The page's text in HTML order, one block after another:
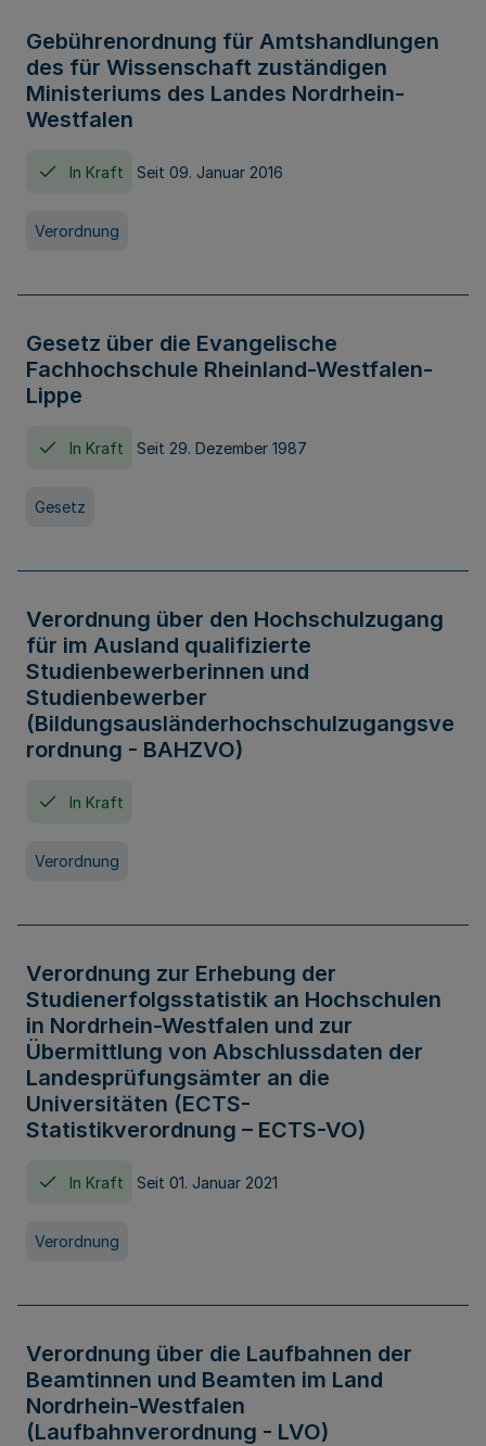
Gebührenordnung für Amtshandlungen
des für Wissenschaft zuständigen
Ministeriums des Landes Nordrhein-
Westfalen
In Kraft Seit 09. Januar 2016
Verordnung
Gesetz über die Evangelische
Fachhochschule Rheinland-Westfalen-
Lippe
In Kraft Seit 29. Dezember 1987
Gesetz
Verordnung über den Hochschulzugang
für im Ausland qualifizierte
Studienbewerberinnen und
Studienbewerber
(Bildungsausländerhochschulzugangsve
rordnung - BAHZVO)
In Kraft
Verordnung
Verordnung zur Erhebung der
Studienerfolgsstatistik an Hochschulen
in Nordrhein-Westfalen und zur
Übermittlung von Abschlussdaten der
Landesprüfungsämter an die
Universitäten (ECTS-
Statistikverordnung – ECTS-VO)
In Kraft Seit 01. Januar 2021
Verordnung
Verordnung über die Laufbahnen der
Beamtinnen und Beamten im Land
Nordrhein-Westfalen
(Laufbahnverordnung - LVO)